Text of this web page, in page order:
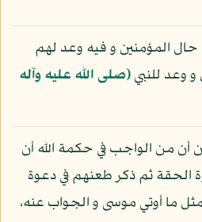
المؤمنين و فيه وعد لهم
وعد للنبي(صلى الله عليه وآله
أن من الواجب في حكمة الله أن
الحقة ثم ذكر طعنهم في دعوة
مثل ما أوتي موسى و الجواب عنه،